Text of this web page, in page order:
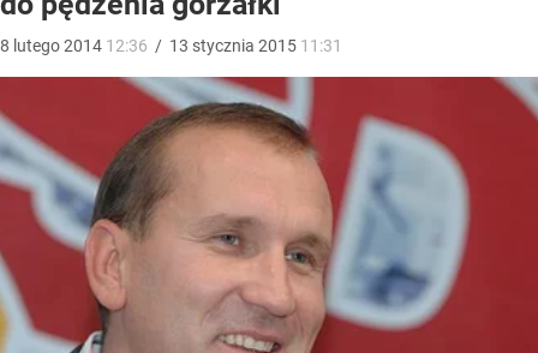
8 lutego2014 12:36 / 13 stycznia 2015 11:31